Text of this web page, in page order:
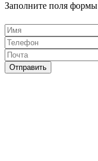
Заполните поля
Отправить